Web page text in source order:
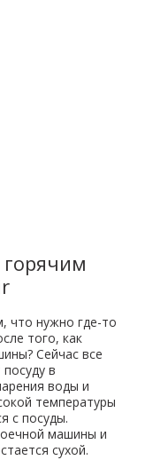
что нужно где-то
того, как
Сейчас все
в
воды и
температуры
с посуды.
машины и
сухой.